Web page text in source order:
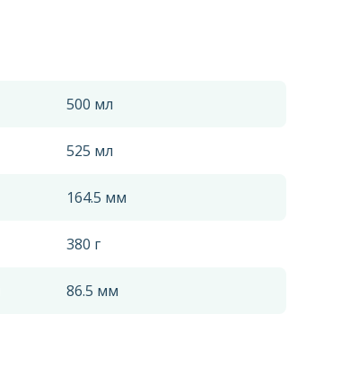
500 мл
525 мл
164.5 мм
380 г
86.5 мм